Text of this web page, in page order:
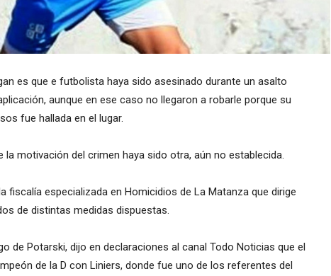
es que e futbolista haya sido asesinado durante un asalto
aunque en ese caso no llegaron a robarle porque su
fue hallada en el lugar.
motivación del crimen haya sido otra, aún no establecida.
fiscalía especializada en Homicidios de La Matanza que dirige
de distintas medidas dispuestas.
de Potarski, dijo en declaraciones al canal Todo Noticias que el
de la D con Liniers, donde fue uno de los referentes del